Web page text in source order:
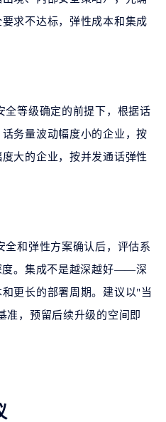
求不达标，弹性成本和集成
全等级确定的前提下，根据话
务量波动幅度小的企业，按
大的企业，按并发通话弹性
全和弹性方案确认后，评估系
度。集成不是越深越好——深
更长的部署周期。建议以"当
准，预留后续升级的空间即